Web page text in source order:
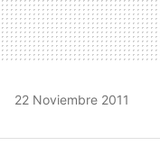
22 Noviembre 2011